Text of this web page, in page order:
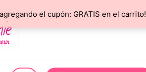
el cupón: GRATIS en el carrito!